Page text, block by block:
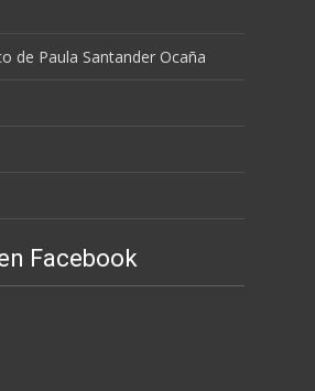
de Paula Santander Ocaña
Facebook